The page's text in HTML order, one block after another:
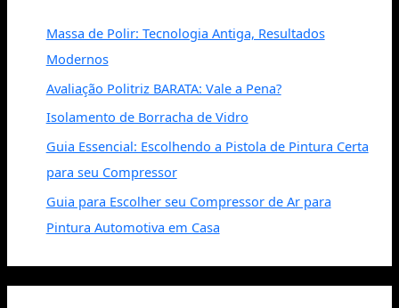
Massa de Polir: Tecnologia Antiga, Resultados
Modernos
Avaliação Politriz BARATA: Vale a Pena?
Isolamento de Borracha de Vidro
Guia Essencial: Escolhendo a Pistola de Pintura Certa
para seu Compressor
Guia para Escolher seu Compressor de Ar para
Pintura Automotiva em Casa